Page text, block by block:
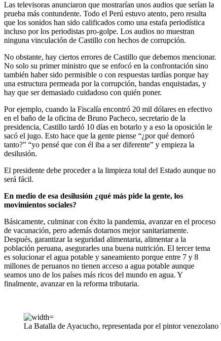
Las televisoras anunciaron que mostrarían unos audios que serían la
prueba más contundente. Todo el Perú estuvo atento, pero resulta
que los sonidos han sido calificados como una estafa periodística
incluso por los periodistas pro-golpe. Los audios no muestran
ninguna vinculación de Castillo con hechos de corrupción.
No obstante, hay ciertos errores de Castillo que debemos mencionar.
No solo su primer ministro que se enfocó en la confrontación sino
también haber sido permisible o con respuestas tardías porque hay
una estructura permeada por la corrupción, bandas enquistadas, y
hay que ser demasiado cuidadoso con quién poner.
Por ejemplo, cuando la Fiscalía encontró 20 mil dólares en efectivo
en el baño de la oficina de Bruno Pacheco, secretario de la
presidencia, Castillo tardó 10 días en botarlo y a eso la oposición le
sacó el jugo. Esto hace que la gente piense “¿por qué demoró
tanto?” “yo pensé que con él iba a ser diferente” y empieza la
desilusión.
El presidente debe proceder a la limpieza total del Estado aunque no
será fácil.
En medio de esa desilusión ¿qué más pide la gente, los
movimientos sociales?
Básicamente, culminar con éxito la pandemia, avanzar en el proceso
de vacunación, pero además dotarnos mejor sanitariamente.
Después, garantizar la seguridad alimentaria, alimentar a la
población peruana, asegurarles una buena nutrición. El tercer tema
es solucionar el agua potable y saneamiento porque entre 7 y 8
millones de peruanos no tienen acceso a agua potable aunque
seamos uno de los países más ricos del mundo en agua. Y
finalmente, avanzar en la reforma tributaria.
La Batalla de Ayacucho, representada por el pintor